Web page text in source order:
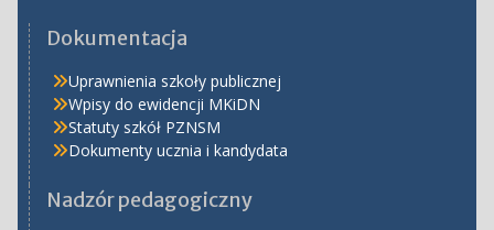
Dokumentacja
Uprawnienia szkoły publicznej
Wpisy do ewidencji MKiDN
Statuty szkół PZNSM
Dokumenty ucznia i kandydata
Nadzór pedagogiczny